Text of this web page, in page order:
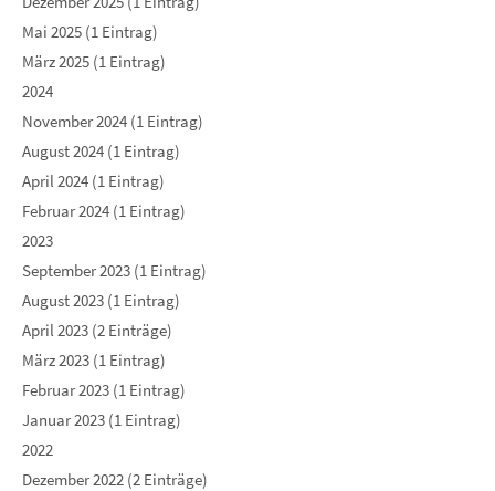
Mai 2025 (1 Eintrag)
März 2025 (1 Eintrag)
2024
November 2024 (1 Eintrag)
August 2024 (1 Eintrag)
April 2024 (1 Eintrag)
Februar 2024 (1 Eintrag)
2023
September 2023 (1 Eintrag)
August 2023 (1 Eintrag)
April 2023 (2 Einträge)
März 2023 (1 Eintrag)
Februar 2023 (1 Eintrag)
Januar 2023 (1 Eintrag)
2022
Dezember 2022 (2 Einträge)